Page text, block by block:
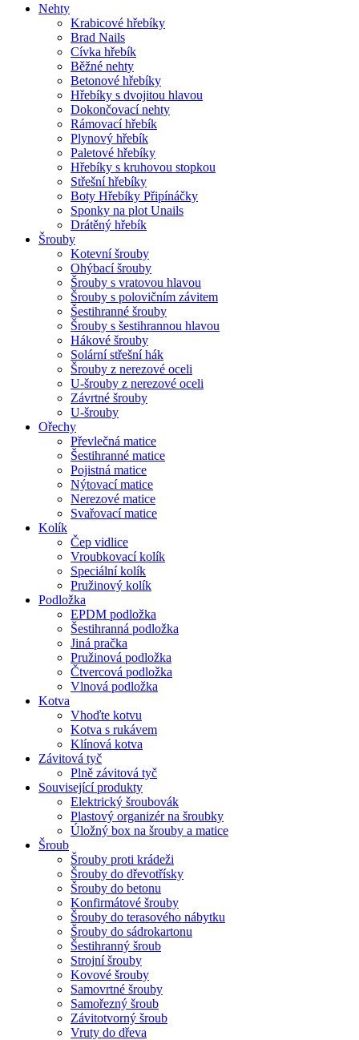
Nehty
Krabicové hřebíky
Brad Nails
Cívka hřebík
Běžné nehty
Betonové hřebíky
Hřebíky s dvojitou hlavou
Dokončovací nehty
Rámovací hřebík
Plynový hřebík
Paletové hřebíky
Hřebíky s kruhovou stopkou
Střešní hřebíky
Boty Hřebíky Připínáčky
Sponky na plot Unails
Drátěný hřebík
Šrouby
Kotevní šrouby
Ohýbací šrouby
Šrouby s vratovou hlavou
Šrouby s polovičním závitem
Šestihranné šrouby
Šrouby s šestihrannou hlavou
Hákové šrouby
Solární střešní hák
Šrouby z nerezové oceli
U-šrouby z nerezové oceli
Závrtné šrouby
U-šrouby
Ořechy
Převlečná matice
Šestihranné matice
Pojistná matice
Nýtovací matice
Nerezové matice
Svařovací matice
Kolík
Čep vidlice
Vroubkovací kolík
Speciální kolík
Pružinový kolík
Podložka
EPDM podložka
Šestihranná podložka
Jiná pračka
Pružinová podložka
Čtvercová podložka
Vlnová podložka
Kotva
Vhoďte kotvu
Kotva s rukávem
Klínová kotva
Závitová tyč
Plně závitová tyč
Související produkty
Elektrický šroubovák
Plastový organizér na šroubky
Úložný box na šrouby a matice
Šroub
Šrouby proti krádeži
Šrouby do dřevotřísky
Šrouby do betonu
Konfirmátové šrouby
Šrouby do terasového nábytku
Šrouby do sádrokartonu
Šestihranný šroub
Strojní šrouby
Kovové šrouby
Samovrtné šrouby
Samořezný šroub
Závitotvorný šroub
Vruty do dřeva